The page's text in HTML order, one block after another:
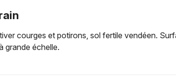
courges et potirons, sol fertile vendéen.
grande échelle.